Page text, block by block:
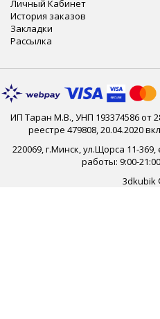
Личный Кабинет
История заказов
Закладки
Рассылка
ИП Таран М.В., УНП 193374586 от
реестре 479808, 20.04.2020
220069, г.Минск, ул.Щорса 11-
работы: 9:00-
3dkubik